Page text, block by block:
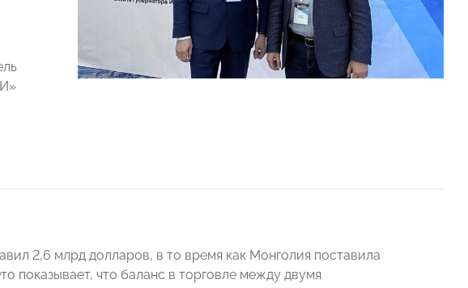
2,6 млрд долларов, в то время как Монголия поставила
показывает, что баланс в торговле между двумя